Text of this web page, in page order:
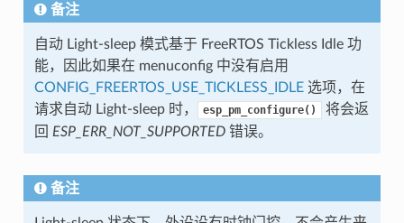
备注
自动 Light-sleep 模式基于 FreeRTOS Tickless Idle 功
能，因此如果在 menuconfig 中没有启用
CONFIG_FREERTOS_USE_TICKLESS_IDLE选项，在
请求自动 Light-sleep 时，
esp_pm_configure()
将会返
回 ESP_ERR_NOT_SUPPORTED错误。
备注